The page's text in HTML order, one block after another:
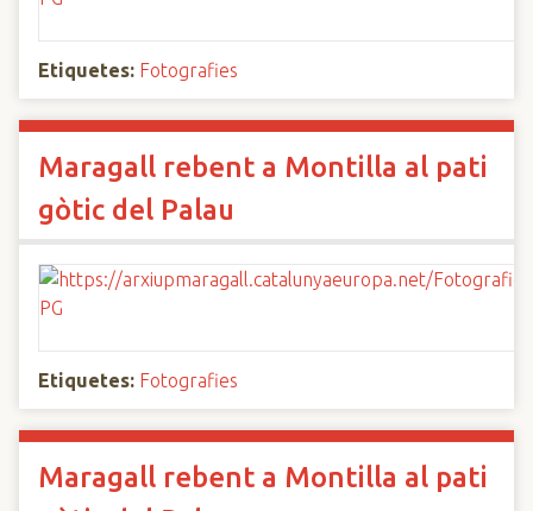
Etiquetes: Fotografies
Maragall rebent a Montilla al pati
gòtic del Palau
Etiquetes: Fotografies
Maragall rebent a Montilla al pati